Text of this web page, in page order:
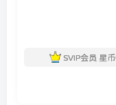
SVIP会员 星币